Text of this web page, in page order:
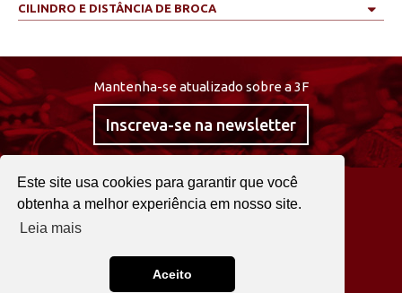
Este site usa cookies para garantir que você
obtenha a melhor experiência em nosso site.
Leia mais
Aceito
CILINDRO E DISTÂNCIA DE BROCA
Mantenha-se atualizado sobre a 3F
Inscreva-se na newsletter
@curta3f
3F © 2026. TODOS OS DIREITOS RESERVADOS